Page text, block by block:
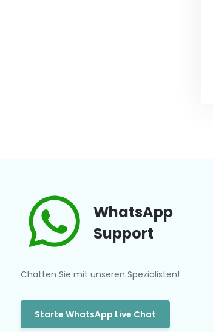
WhatsApp
Support
Chatten Sie mit unseren Spezialisten!
Starte WhatsApp Live Chat